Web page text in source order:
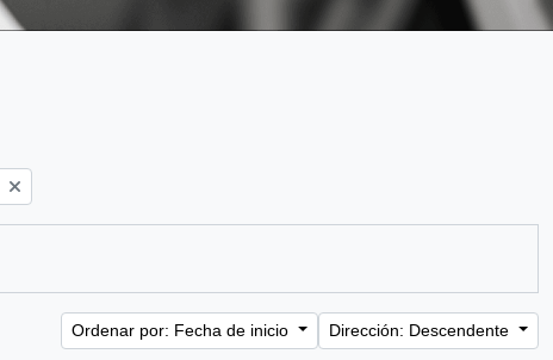
Ordenar por: Fecha de inicio Dirección: Descendente